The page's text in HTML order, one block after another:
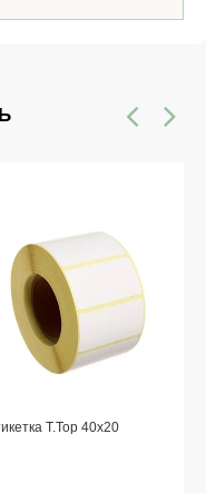
T.Top 40x20